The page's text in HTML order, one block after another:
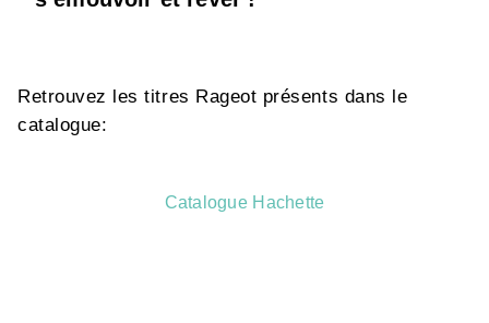
Retrouvez les titres Rageot présents dans le
catalogue:
Catalogue Hachette